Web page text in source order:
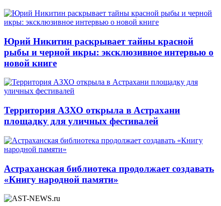
Юрий Никитин раскрывает тайны красной
рыбы и черной икры: эксклюзивное интервью о
новой книге
Территория АЗХО открыла в Астрахани
площадку для уличных фестивалей
Астраханская библиотека продолжает создавать
«Книгу народной памяти»